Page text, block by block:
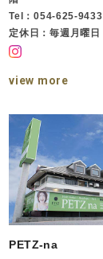
Tel：054-625-9433
定休日：毎週月曜日
view more
PETZ-na